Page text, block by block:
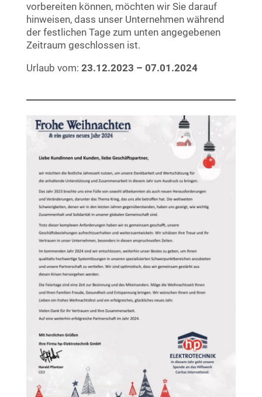
vorbereiten können, möchten wir Sie darauf
hinweisen, dass unser Unternehmen während
der festlichen Tage zum unten angegebenen
Zeitraum geschlossen ist.
Urlaub vom: 23.12.2023 – 07.01.2024